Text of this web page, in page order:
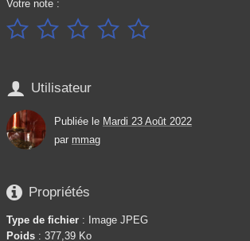
Votre note :
    
 Utilisateur
Publiée le Mardi 23 Août 2022
par mmag
 Propriétés
Type de fichier : Image JPEG
Poids : 377,39 Ko